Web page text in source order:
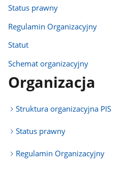
Status prawny
Regulamin Organizacyjny
Statut
Schemat organizacyjny
Organizacja
Struktura organizacyjna PIS
Status prawny
Regulamin Organizacyjny